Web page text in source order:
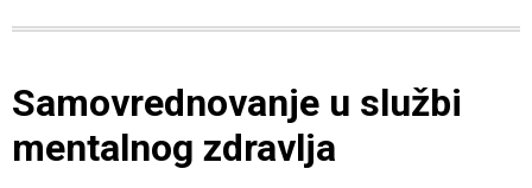
Samovrednovanje u službi
mentalnog zdravlja